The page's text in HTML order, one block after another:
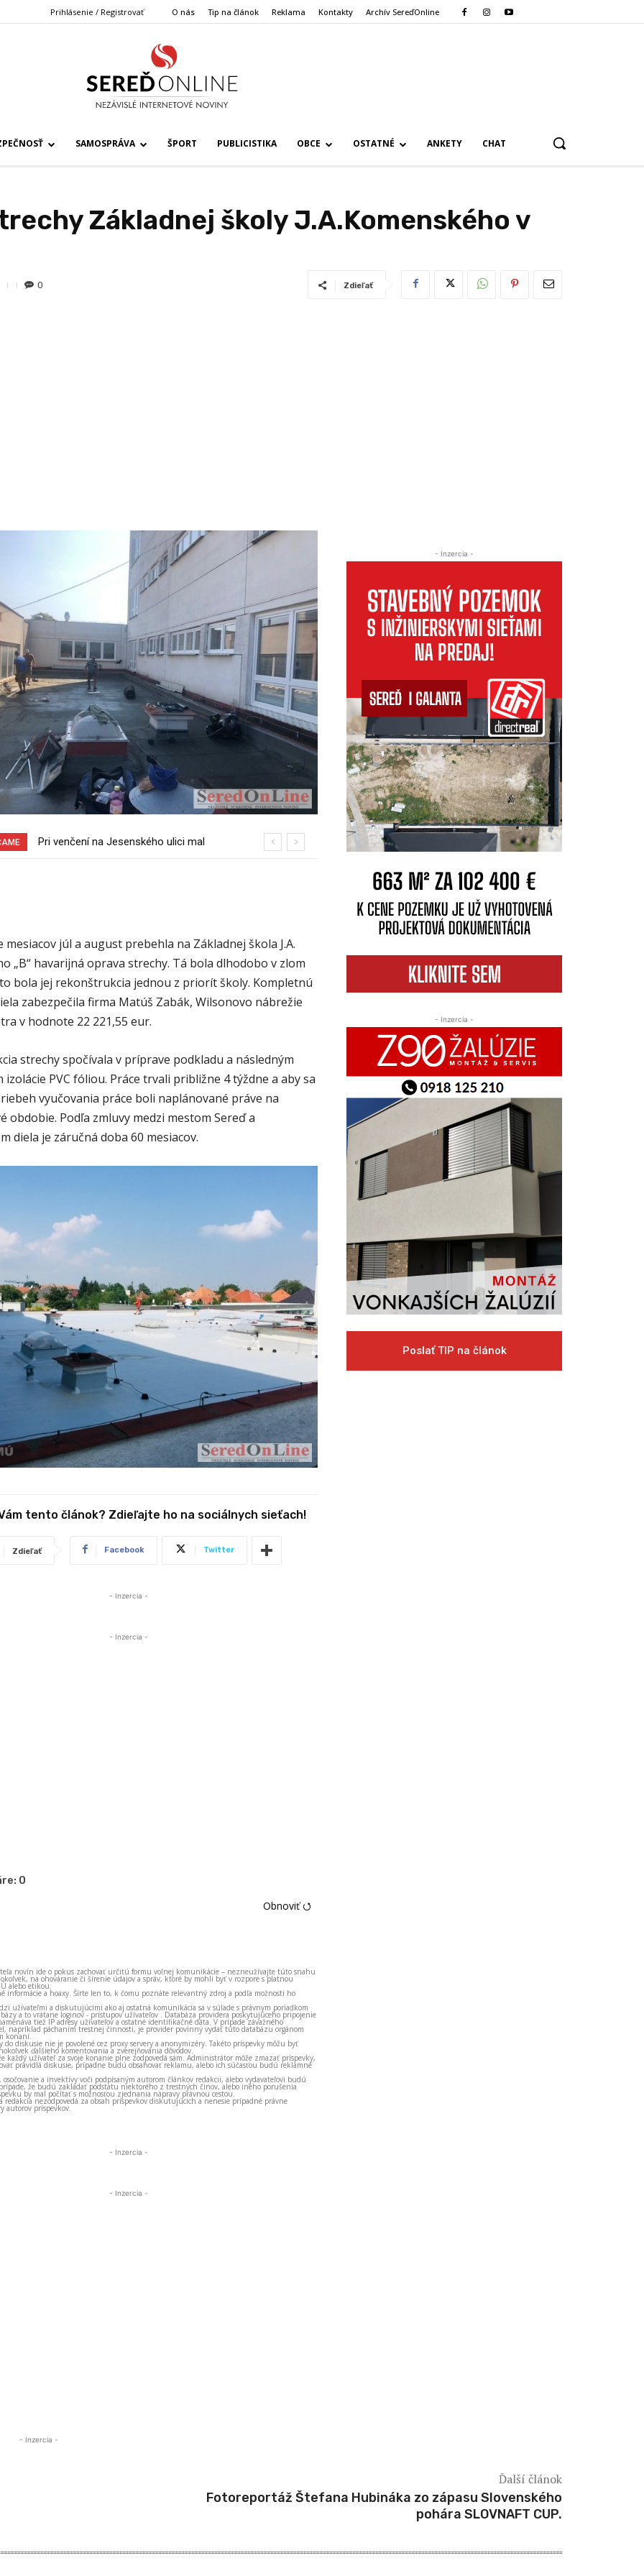
Prihlásenie / Registrovať O nás Tip na článok Reklama Kontakty Archív SereďOnline
SAMOSPRÁVA ŠPORT PUBLICISTIKA OBCE OSTATNÉ ANKETY CHAT
Základnej školy J.A.Komenského v
0 Zdieľať
Pri venčení na Jesenského ulici mal
Sereď niekedy bola mestom s
mesiacov júl a august prebehla na Základnej škola J.A.
„B“ havarijná oprava strechy. Tá bola dlhodobo v zlom
bola jej rekonštrukcia jednou z priorít školy. Kompletnú
zabezpečila firma Matúš Zabák, Wilsonovo nábrežie
v hodnote 22 221,55 eur.
strechy spočívala v príprave podkladu a následným
izolácie PVC fóliou. Práce trvali približne 4 týždne a aby sa
vyučovania práce boli naplánované práve na
obdobie. Podľa zmluvy medzi mestom Sereď a
diela je záručná doba 60 mesiacov.
tento článok? Zdieľajte ho na sociálnych sieťach!
Zdieľať Facebook Twitter
- Inzercia -
- Inzercia -
0
Obnoviť ⭯
novín ide o pokus zachovať určitú formu voľnej komunikácie – nezneužívajte túto snahu
na ohováranie či šírenie údajov a správ, ktoré by mohli byť v rozpore s platnou
alebo etikou.
informácie a hoaxy. Šírte len to, k čomu poznáte relevantný zdroj a podľa možnosti ho
užívateľmi a diskutujúcimi ako aj ostatná komunikácia sa v súlade s právnym poriadkom
a to vrátane loginov - prístupov užívateľov . Databáza providera poskytujúceho pripojenie
tiež IP adresy užívateľov a ostatné identifikačné dáta. V prípade závažného
napríklad páchaním trestnej činnosti, je provider povinný vydať túto databázu orgánom
konaní.
do diskusie nie je povolené cez proxy servery a anonymizéry. Takéto príspevky môžu byť
ďalšieho komentovania a zverejňovania dôvodov.
každý užívateľ za svoje konanie plne zodpovedá sám. Administrátor môže zmazať príspevky,
pravidlá diskusie, prípadne budú obsahovať reklamu, alebo ich súčasťou budú reklamné
a invektívy voči podpísaným autorom článkov redakcii, alebo vydavateľovi budú
že budú zakladať podstatu niektorého z trestných činov, alebo iného porušenia
by mal počítať s možnosťou zjednania nápravy právnou cestou.
redakcia nezodpovedá za obsah príspevkov diskutujúcich a nenesie prípadné právne
autorov príspevkov.
- Inzercia -
- Inzercia -
- Inzercia -
- Inzercia -
- Inzercia -
Poslať TIP na článok
Ďalší článok
Fotoreportáž Štefana Hubináka zo zápasu Slovenského
pohára SLOVNAFT CUP.